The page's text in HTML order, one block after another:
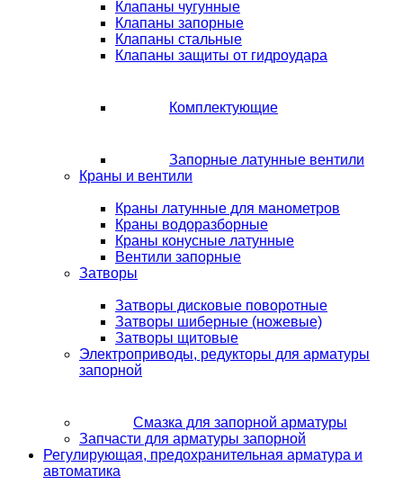
Клапаны чугунные
Клапаны запорные
Клапаны стальные
Клапаны защиты от гидроудара
Комплектующие
Запорные латунные вентили
Краны и вентили
Краны латунные для манометров
Краны водоразборные
Краны конусные латунные
Вентили запорные
Затворы
Затворы дисковые поворотные
Затворы шиберные (ножевые)
Затворы щитовые
Электроприводы, редукторы для арматуры
запорной
Смазка для запорной арматуры
Запчасти для арматуры запорной
Регулирующая, предохранительная арматура и
автоматика